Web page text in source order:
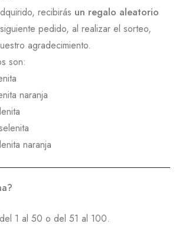
recibirás un regalo aleatorio
pedido, al realizar el sorteo,
agradecimiento.
son:
naranja
naranja
1 al 50 o del 51 al 100.